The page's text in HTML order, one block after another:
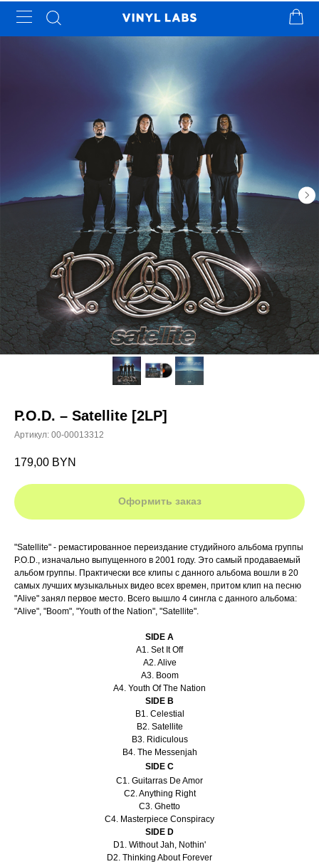
P.O.D. – Satellite [2LP]
Артикул: 00-00013312
179,00 BYN
Оформить заказ
"Satellite" - ремастированное переиздание студийного альбома группы
P.O.D., изначально выпущенного в 2001 году. Это самый продаваемый
альбом группы. Практически все клипы с данного альбома вошли в 20
самых лучших музыкальных видео всех времен, притом клип на песню
"Alive" занял первое место. Всего вышло 4 сингла с данного альбома:
"Alive", "Boom", "Youth of the Nation", "Satellite".
SIDE A
A1. Set It Off
A2. Alive
A3. Boom
A4. Youth Of The Nation
SIDE B
B1. Celestial
B2. Satellite
B3. Ridiculous
B4. The Messenjah
SIDE C
C1. Guitarras De Amor
C2. Anything Right
C3. Ghetto
C4. Masterpiece Conspiracy
SIDE D
D1. Without Jah, Nothin'
D2. Thinking About Forever